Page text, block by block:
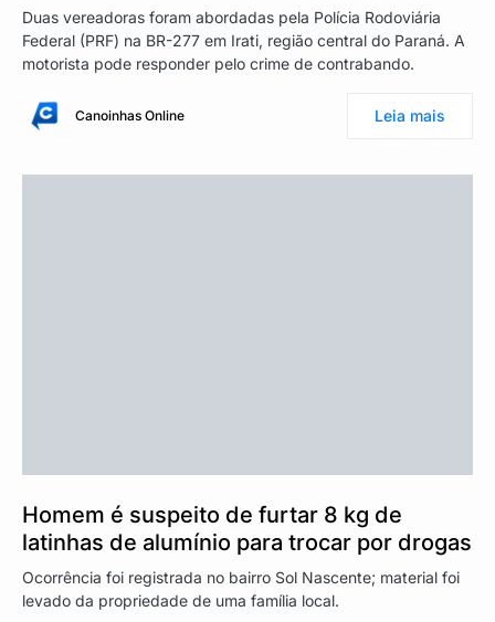
Duas vereadoras foram abordadas pela Polícia Rodoviária
Federal (PRF) na BR-277 em Irati, região central do Paraná. A
motorista pode responder pelo crime de contrabando.
Canoinhas Online Leia mais
Homem é suspeito de furtar 8 kg de
latinhas de alumínio para trocar por drogas
Ocorrência foi registrada no bairro Sol Nascente; material foi
levado da propriedade de uma família local.